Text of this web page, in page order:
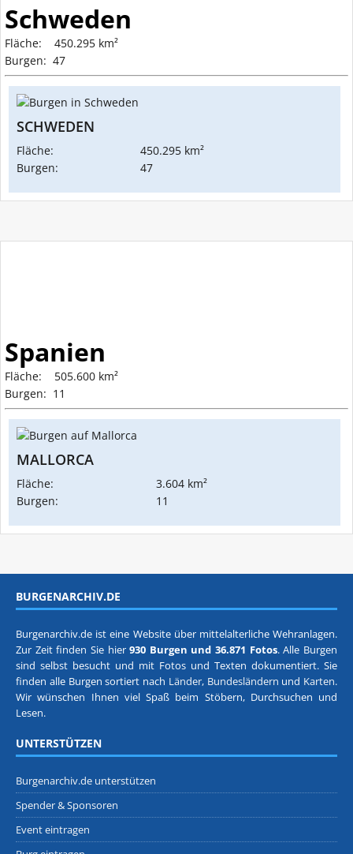
Schweden
Fläche: 450.295 km²
Burgen: 47
SCHWEDEN
Fläche:
450.295 km²
Burgen:
47
Spanien
Fläche: 505.600 km²
Burgen: 11
MALLORCA
Fläche:
3.604 km²
Burgen:
11
BURGENARCHIV.DE
Burgenarchiv.de ist eine Website über mittelalterliche Wehranlagen.
Zur Zeit finden Sie hier930 Burgen und 36.871 Fotos. Alle Burgen
sind selbst besucht und mit Fotos und Texten dokumentiert. Sie
finden alle Burgen sortiert nach Länder, Bundesländern und Karten.
Wir wünschen Ihnen viel Spaß beim Stöbern, Durchsuchen und
Lesen.
UNTERSTÜTZEN
Burgenarchiv.de unterstützen
Spender & Sponsoren
Event eintragen